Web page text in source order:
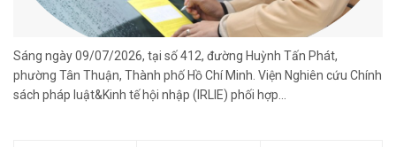
Sáng ngày 09/07/2026, tại số 412, đường Huỳnh Tấn Phát,
phường Tân Thuận, Thành phố Hồ Chí Minh. Viện Nghiên cứu Chính
sách pháp luật&Kinh tế hội nhập (IRLIE) phối hợp...